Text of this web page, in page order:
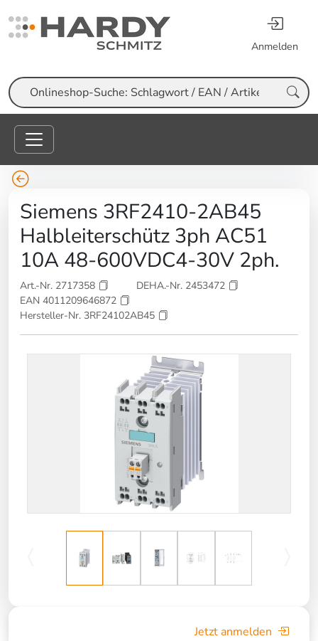
Anmelden
Suche
Siemens 3RF2410-2AB45
Halbleiterschütz 3ph AC51
10A 48-600VDC4-30V 2ph.
Art.-Nr. 2717358
DEHA.-Nr. 2453472
EAN 4011209646872
Hersteller-Nr. 3RF24102AB45
Jetzt anmelden